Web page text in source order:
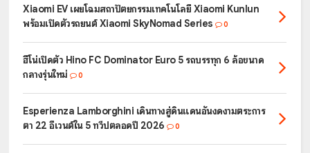
Xiaomi EV เผยโฉมสถาปัตยกรรมเทคโนโลยี Xiaomi Kunlun
พร้อมเปิดตัวรถยนต์ Xiaomi SkyNomad Series
0
ฮีโน่เปิดตัว Hino FC Dominator Euro 5 รถบรรทุก 6 ล้อขนาด
กลางรุ่นใหม่
0
Esperienza Lamborghini เดินทางสู่ดินแดนอันงดงามตระการ
ตา 22 อีเวนต์ใน 5 ทวีปตลอดปี 2026
0